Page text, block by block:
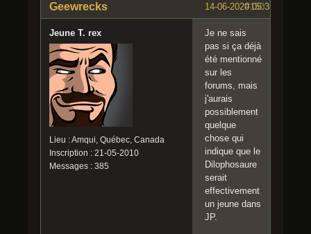
#150
14-06-2020 05:35:45
Geewrecks
Jeune T. rex
Lieu : Amqui, Québec, Canada
Inscription : 21-05-2010
Messages : 385
Je ne sais
pas si ça déjà
été mentionné
sur les
forums, mais
j'aurais
possiblement
quelque
chose qui
indique que le
Dilophosaure
serait
effectivement
un jeune dans
JP.